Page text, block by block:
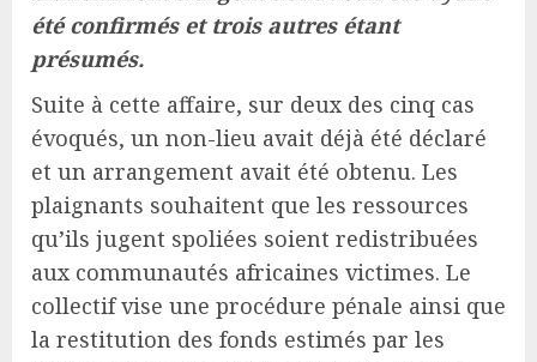
été confirmés et trois autres étant
présumés.
Suite à cette affaire, sur deux des cinq cas
évoqués, un non-lieu avait déjà été déclaré
et un arrangement avait été obtenu. Les
plaignants souhaitent que les ressources
qu’ils jugent spoliées soient redistribuées
aux communautés africaines victimes. Le
collectif vise une procédure pénale ainsi que
la restitution des fonds estimés par les